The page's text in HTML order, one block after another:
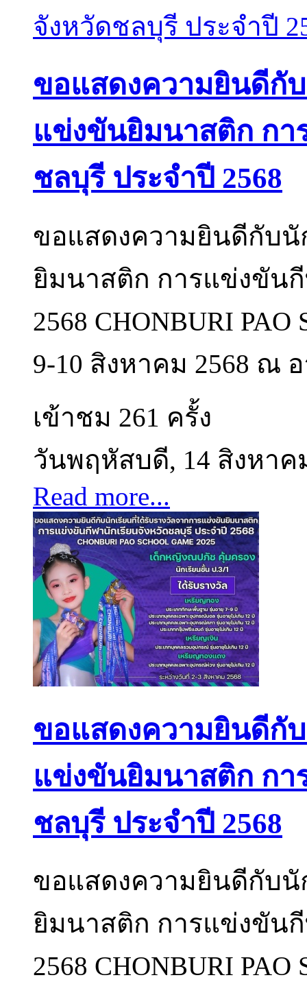
ขอแสดงความยินดีกับ
แข่งขันยิมนาสติก กา
ชลบุรี ประจำปี 2568
ขอแสดงความยินดีกับนั
ยิมนาสติก การแข่งขัน
2568 CHONBURI
9-10 สิงหาคม 2568 ณ
เข้าชม 261 ครั้ง
วันพฤหัสบดี, 14 สิงหาค
Read more...
ขอแสดงความยินดีกับ
แข่งขันยิมนาสติก กา
ชลบุรี ประจำปี 2568
ขอแสดงความยินดีกับนั
ยิมนาสติก การแข่งขัน
2568 CHONBURI